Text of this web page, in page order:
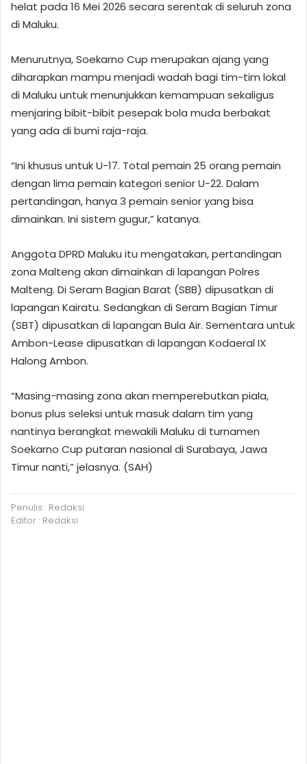
helat pada 16 Mei 2026 secara serentak di seluruh zona
di Maluku.
Menurutnya, Soekarno Cup merupakan ajang yang
diharapkan mampu menjadi wadah bagi tim-tim lokal
di Maluku untuk menunjukkan kemampuan sekaligus
menjaring bibit-bibit pesepak bola muda berbakat
yang ada di bumi raja-raja.
“Ini khusus untuk U-17. Total pemain 25 orang pemain
dengan lima pemain kategori senior U-22. Dalam
pertandingan, hanya 3 pemain senior yang bisa
dimainkan. Ini sistem gugur,” katanya.
Anggota DPRD Maluku itu mengatakan, pertandingan
zona Malteng akan dimainkan di lapangan Polres
Malteng. Di Seram Bagian Barat (SBB) dipusatkan di
lapangan Kairatu. Sedangkan di Seram Bagian Timur
(SBT) dipusatkan di lapangan Bula Air. Sementara untuk
Ambon-Lease dipusatkan di lapangan Kodaeral IX
Halong Ambon.
“Masing-masing zona akan memperebutkan piala,
bonus plus seleksi untuk masuk dalam tim yang
nantinya berangkat mewakili Maluku di turnamen
Soekarno Cup putaran nasional di Surabaya, Jawa
Timur nanti,” jelasnya. (SAH)
Penulis : Redaksi
Editor : Redaksi